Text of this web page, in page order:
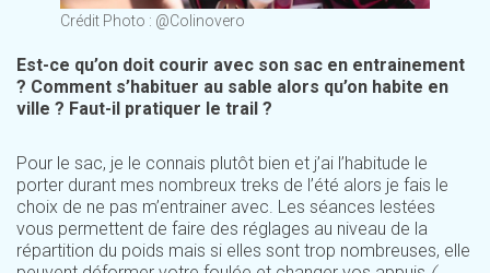
Crédit Photo : @Colinovero
Est-ce qu’on doit courir avec son sac en entrainement
? Comment s’habituer au sable alors qu’on habite en
ville ? Faut-il pratiquer le trail ?
Pour le sac, je le connais plutôt bien et j’ai l’habitude le
porter durant mes nombreux treks de l’été alors je fais le
choix de ne pas m’entrainer avec. Les séances lestées
vous permettent de faire des réglages au niveau de la
répartition du poids mais si elles sont trop nombreuses, elle